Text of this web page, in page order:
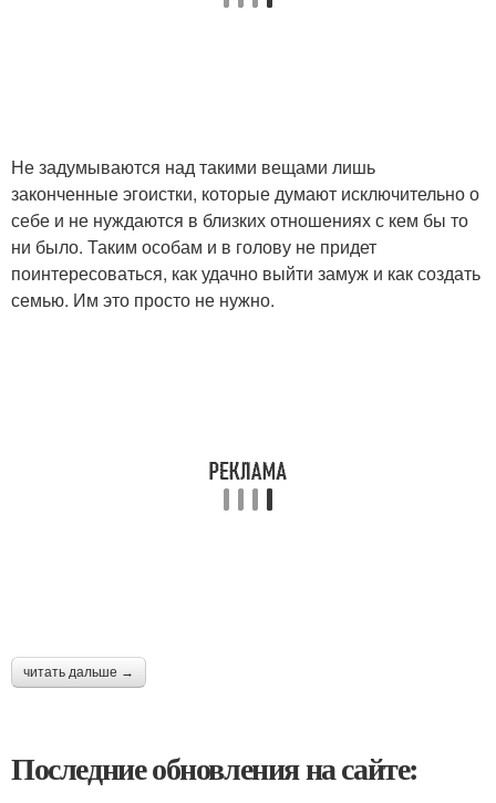
Не задумываются над такими вещами лишь
законченные эгоистки, которые думают исключительно о
себе и не нуждаются в близких отношениях с кем бы то
ни было. Таким особам и в голову не придет
поинтересоваться, как удачно выйти замуж и как создать
семью. Им это просто не нужно.
читать дальше →
Последние обновления на сайте: